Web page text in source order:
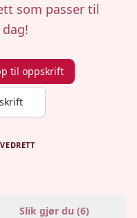
som passer til
til oppskrift
Slik gjør du (6)